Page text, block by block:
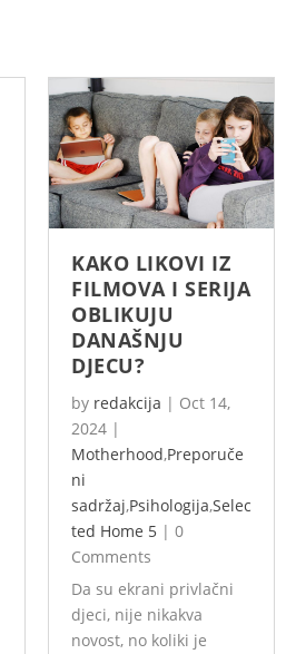
KAKO LIKOVI IZ
FILMOVA I SERIJA
OBLIKUJU
DANAŠNJU
DJECU?
by redakcija | Oct 14,
2024 |
Motherhood,Preporuče
ni
sadržaj,Psihologija,Selec
ted Home 5 | 0
Comments
Da su ekrani privlačni
djeci, nije nikakva
novost, no koliki je